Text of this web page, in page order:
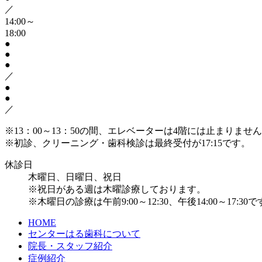
／
14:00～
18:00
●
●
●
／
●
●
／
※13：00～13：50の間、エレベーターは4階には止まりませ
※初診、クリーニング・歯科検診は最終受付が17:15です。
休診日
木曜日、日曜日、祝日
※祝日がある週は木曜診療しております。
※木曜日の診療は午前9:00～12:30、午後14:00～17:30で
HOME
センターはる歯科について
院長・スタッフ紹介
症例紹介